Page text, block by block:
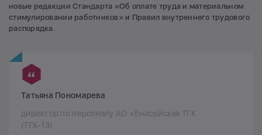
новые редакции Стандарта «Об оплате труда и материальном
стимулировании работников» и Правил внутреннего трудового
распорядка.
Татьяна Пономарева
директор по персоналу АО «Енисейская ТГК
(ТГК-13)